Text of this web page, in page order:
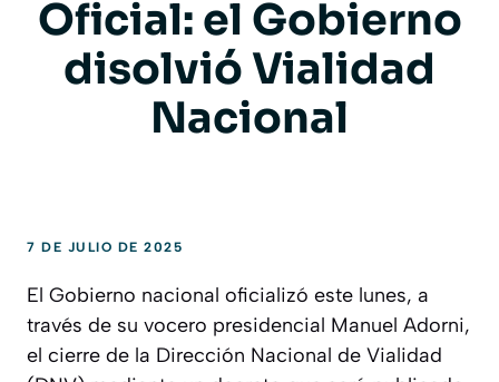
Oficial: el Gobierno
disolvió Vialidad
Nacional
7 DE JULIO DE 2025
El Gobierno nacional oficializó este lunes, a
través de su vocero presidencial Manuel Adorni,
el cierre de la Dirección Nacional de Vialidad